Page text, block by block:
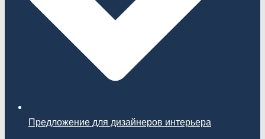
Предложение для дизайнеров интерьера